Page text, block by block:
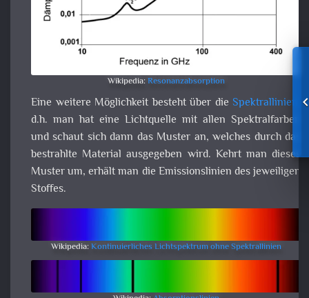
Wikipedia:Resonanzabsorption
Eine weitere Möglichkeit besteht über dieSpektrallinien ,
man hat eine Lichtquelle mit allen Spektralfarben
schaut sich dann das Muster an, welches durch
bestrahlte Material ausgegeben wird. Kehrt man
Muster um, erhält man die Emissionslinien des
Stoffes.
Wikipedia:Kontinuierliches Lichtspektrum ohne Spektrallinien